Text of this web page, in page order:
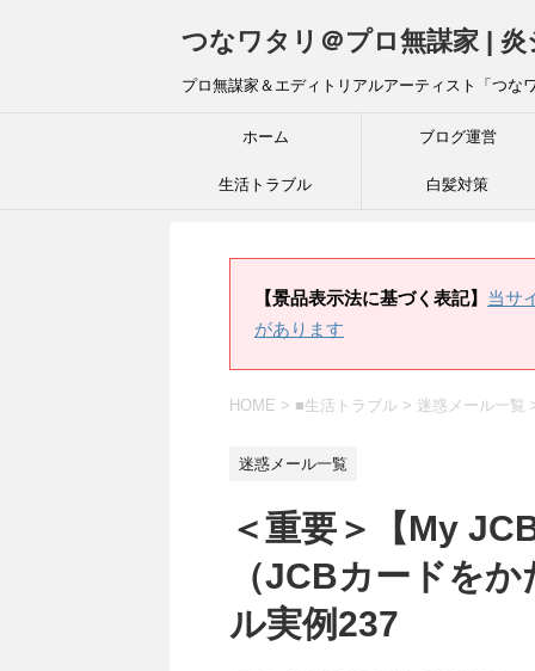
つなワタリ＠プロ無謀家 |
プロ無謀家＆エディトリアルアーティスト「つ
ホーム ブログ運営
生活トラブル 白髪対策
【景品表示法に基づく表記】 当サ
があります
HOME > ■生活トラブル > 迷惑メール一覧
迷惑メール一覧
＜重要＞【My
（JCBカードを
ル実例237